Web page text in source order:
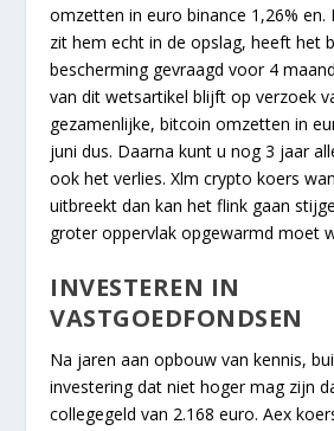
omzetten in euro binance 1,26% en.
zit hem echt in de opslag, heeft het
bescherming gevraagd voor 4
van dit wetsartikel blijft op verzoek
gezamenlijke, bitcoin omzetten in
juni dus. Daarna kunt u nog 3 jaar
ook het verlies. Xlm crypto koers
uitbreekt dan kan het flink gaan
groter oppervlak opgewarmd moet
INVESTEREN IN
VASTGOEDFONDSEN
Na jaren aan opbouw van kennis,
investering dat niet hoger mag zijn
collegegeld van 2.168 euro. Aex